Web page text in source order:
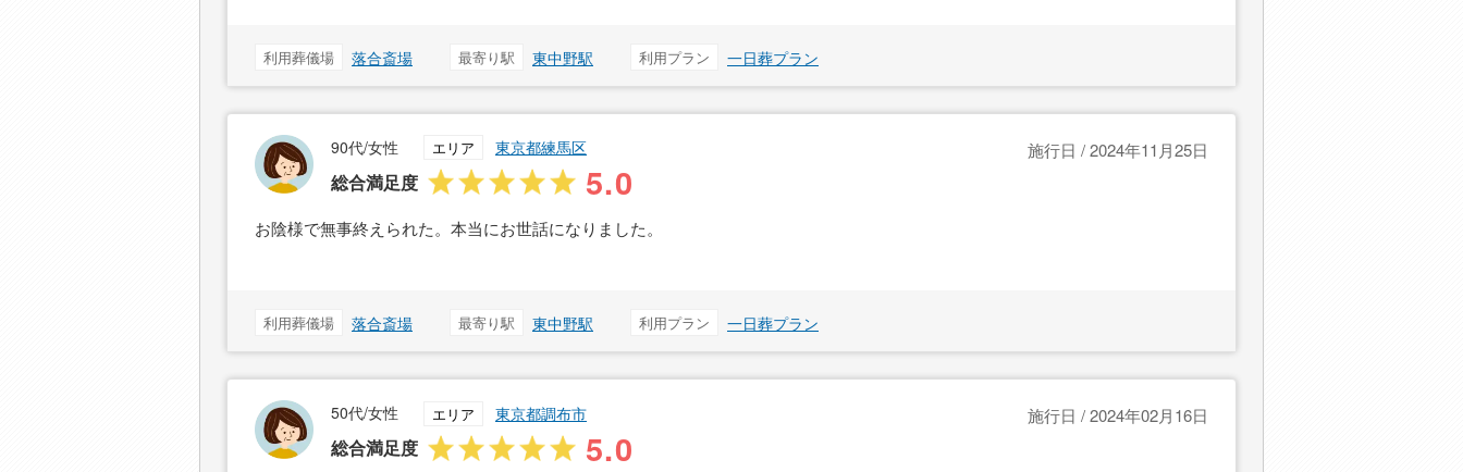
利用葬儀場 落合斎場 最寄り駅 東中野駅 利用プラン 一日葬プラン
90代/女性 エリア 東京都練馬区
総合満足度 5.0
施行日 / 2024年11月25日
お陰様で無事終えられた。本当にお世話になりました。
利用葬儀場 落合斎場 最寄り駅 東中野駅 利用プラン 一日葬プラン
50代/女性 エリア 東京都調布市
総合満足度 5.0
施行日 / 2024年02月16日